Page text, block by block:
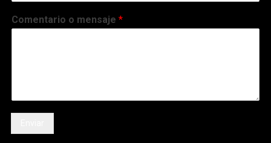
Comentario o mensaje*